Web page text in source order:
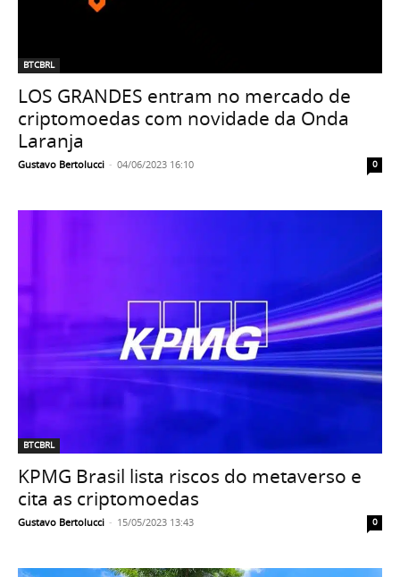
BTCBRL
LOS GRANDES entram no mercado de
criptomoedas com novidade da Onda
Laranja
Gustavo Bertolucci - 04/06/2023 16:10 0
BTCBRL
KPMG Brasil lista riscos do metaverso e
cita as criptomoedas
Gustavo Bertolucci - 15/05/2023 13:43 0